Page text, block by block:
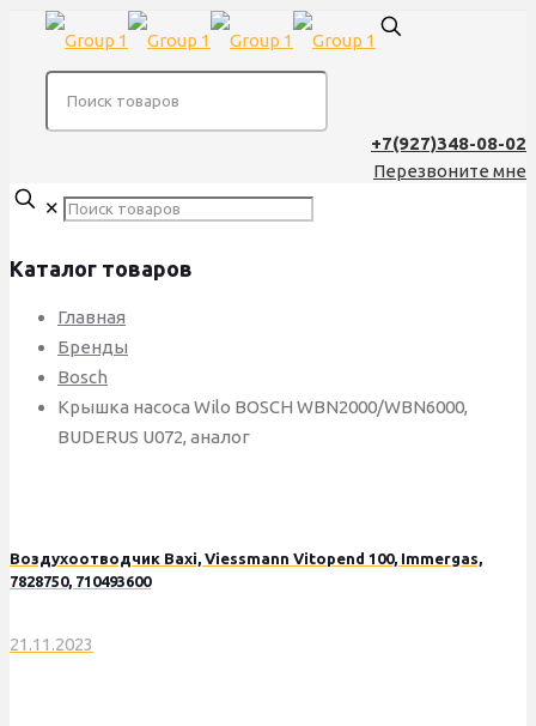
+7(927)348-08-02
Перезвоните мне
✕
Каталог товаров
Главная
Бренды
Bosch
Крышка насоса Wilo BOSCH WBN2000/WBN6000,
BUDERUS U072, аналог
Воздухоотводчик Baxi, Viessmann Vitopend 100, Immergas,
7828750, 710493600
21.11.2023